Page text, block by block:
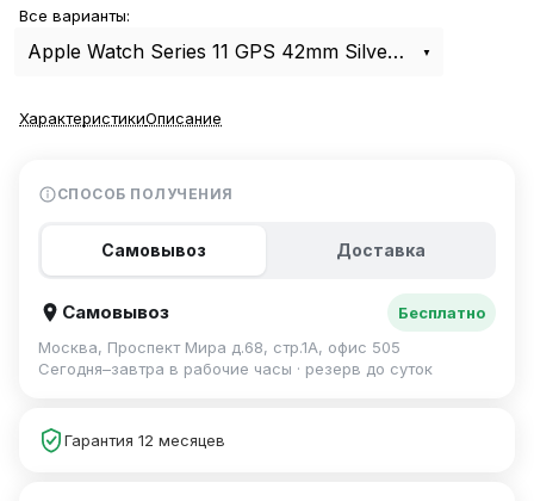
Все варианты:
Apple Watch Series 11 GPS 42mm Silver Aluminum Case with Purple Fog Sport Band S/M
ХарактеристикиОписание
СПОСОБ ПОЛУЧЕНИЯ
Самовывоз Доставка
Самовывоз
Бесплатно
Москва, Проспект Мира д.68, стр.1А, офис 505
Сегодня–завтра в рабочие часы · резерв до суток
Гарантия 12 месяцев